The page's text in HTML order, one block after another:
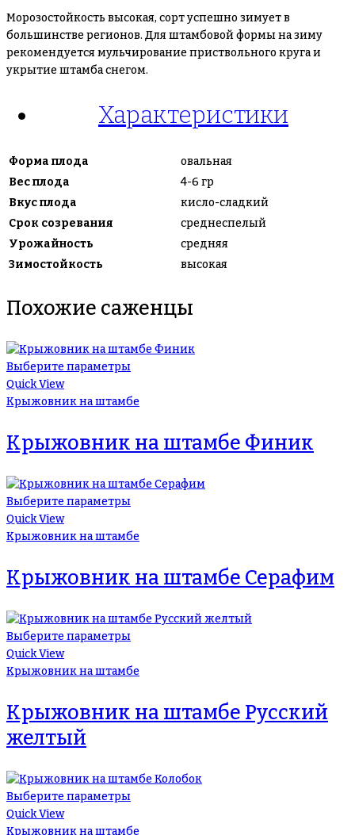
Морозостойкость высокая, сорт успешно зимует в
большинстве регионов. Для штамбовой формы на зиму
рекомендуется мульчирование приствольного круга и
укрытие штамба снегом.
Характеристики
Форма плода
овальная
Вес плода
4-6 гр
Вкус плода
кисло-сладкий
Срок созревания
среднеспелый
Урожайность
средняя
Зимостойкость
высокая
Похожие саженцы
Выберите параметры
Quick View
Крыжовник на штамбе
Крыжовник на штамбе Финик
Выберите параметры
Quick View
Крыжовник на штамбе
Крыжовник на штамбе Серафим
Выберите параметры
Quick View
Крыжовник на штамбе
Крыжовник на штамбе Русский
желтый
Выберите параметры
Quick View
Крыжовник на штамбе